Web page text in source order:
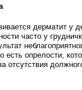
дерматит у
часто у
опрелости,
отсутствия